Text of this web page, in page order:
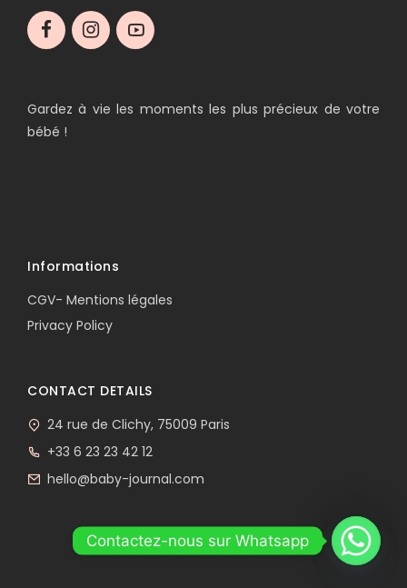
Gardez à vie les moments les plus précieux de votre
bébé !
Informations
CGV- Mentions légales
Privacy Policy
CONTACT DETAILS
24 rue de Clichy, 75009 Paris
+33 6 23 23 42 12
hello@baby-journal.com
Contactez-nous sur Whatsapp